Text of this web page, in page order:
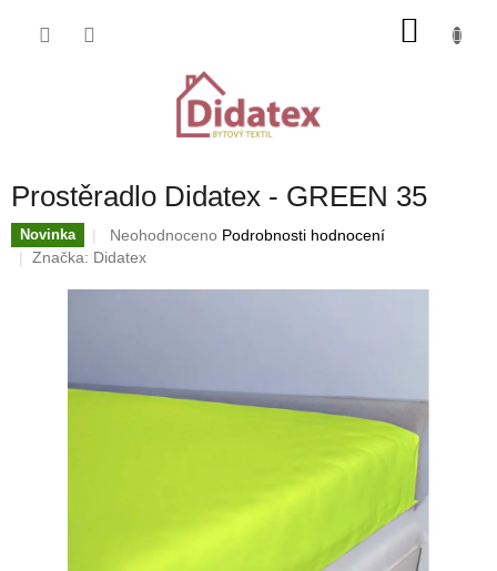
Prostěradlo Didatex - GREEN 35
Novinka
Průměrné
hodnocení
hvězdiček.
Neohodnoceno Podrobnosti hodnocení
Značka: Didatex